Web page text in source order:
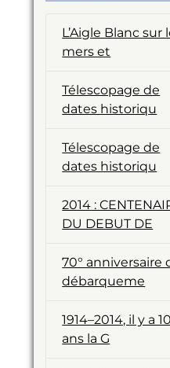
L’Aigle Blanc sur
mers et
Télescopage de
dates historiqu
Télescopage de
dates historiqu
2014 :
DU DEBUT DE
70° anniversaire
débarqueme
1914–2014, il y a
ans la G